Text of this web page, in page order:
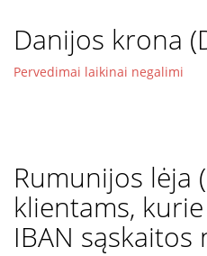
Danijos krona
Pervedimai laikinai negalimi
Rumunijos lėja
klientams,
IBAN sąskaitos